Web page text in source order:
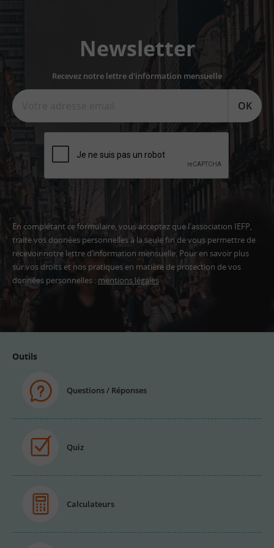
Newsletter
Recevez notre lettre d'information mensuelle
OK
En complétant ce formulaire, vous acceptez que l'association IEFP,
traite vos données personnelles à la seule fin de vous permettre de
recevoir notre lettre d’information mensuelle. Pour en savoir plus
sur vos droits et nos pratiques en matière de protection de vos
données personnelles : mentions légales
Outils
Questions / Réponses
Quiz
Calculateurs